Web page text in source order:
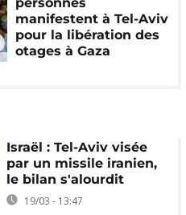
manifestent à Tel-Aviv
pour la libération des
otages à Gaza
Israël : Tel-Aviv visée
par un missile iranien,
le bilan s'alourdit
19/03 - 13:47